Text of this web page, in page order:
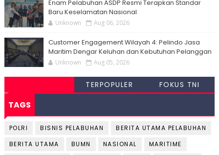
Enam Pelabuhan ASDP Resmi Terapkan Standar
Baru Keselamatan Nasional
Unknown Aug 06, 2026
Customer Engagement Wilayah 4: Pelindo Jasa
Maritim Dengar Keluhan dan Kebutuhan Pelanggan
Unknown Aug 05, 2026
TERPOPULER FOKUS TNI
TAGS
POLRI BISNIS PELABUHAN
BERITA UTAMA PELABUHAN
BERITA UTAMA
BUMN NASIONAL
MARITIME